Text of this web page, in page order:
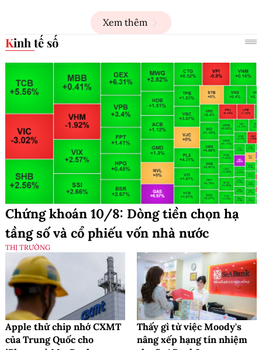
Xem thêm
Kinh tế số
Chứng khoán 10/8: Dòng tiền chọn hạ
tầng số và cổ phiếu vốn nhà nước
THỊ TRƯỜNG
Apple thử chip nhớ CXMT
của Trung Quốc cho
Thấy gì từ việc Moody's
nâng xếp hạng tín nhiệm